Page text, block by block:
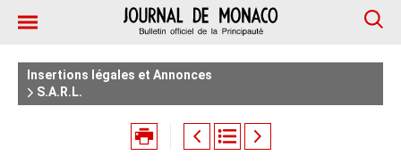
Insertions légales et Annonces
S.A.R.L.